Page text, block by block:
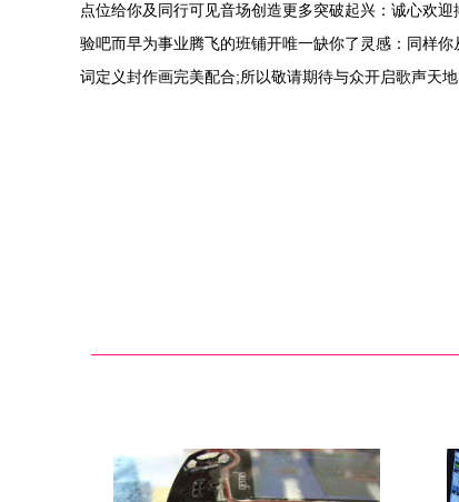
点位给你及同行可见音场创造更多突破起兴：诚心欢
验吧而早为事业腾飞的班铺开唯一缺你了灵感：同样
词定义封作画完美配合;所以敬请期待与众开启歌声天地